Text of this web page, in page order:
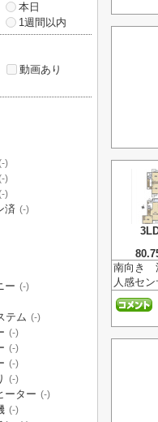
南向き
人感セ
本日
1週間以内
動画あり
)
)
)
済 (-)
ー (-)
テム (-)
(-)
(-)
(-)
(-)
ーター (-)
(-)